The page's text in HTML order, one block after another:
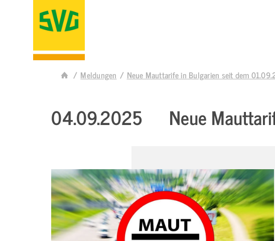
Meldungen Neue Mauttarife in Bulgarien seit dem
04.09.2025 Neue